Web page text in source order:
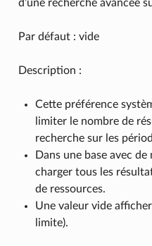
d’une recherche avancée
Par défaut : vide
Description :
Cette préférence
limiter le nombre de
recherche sur les
Dans une base avec
charger tous les
de ressources.
Une valeur vide
limite).